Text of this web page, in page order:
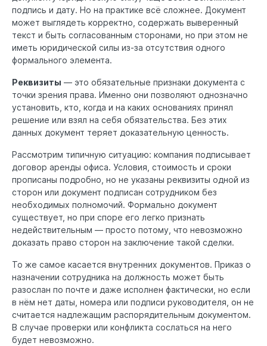
подпись и дату. Но на практике всё сложнее. Документ
может выглядеть корректно, содержать выверенный
текст и быть согласованным сторонами, но при этом не
иметь юридической силы из-за отсутствия одного
формального элемента.
Реквизиты — это обязательные признаки документа с
точки зрения права. Именно они позволяют однозначно
установить, кто, когда и на каких основаниях принял
решение или взял на себя обязательства. Без этих
данных документ теряет доказательную ценность.
Рассмотрим типичную ситуацию: компания подписывает
договор аренды офиса. Условия, стоимость и сроки
прописаны подробно, но не указаны реквизиты одной из
сторон или документ подписан сотрудником без
необходимых полномочий. Формально документ
существует, но при споре его легко признать
недействительным — просто потому, что невозможно
доказать право сторон на заключение такой сделки.
То же самое касается внутренних документов. Приказ о
назначении сотрудника на должность может быть
разослан по почте и даже исполнен фактически, но если
в нём нет даты, номера или подписи руководителя, он не
считается надлежащим распорядительным документом.
В случае проверки или конфликта сослаться на него
будет невозможно.